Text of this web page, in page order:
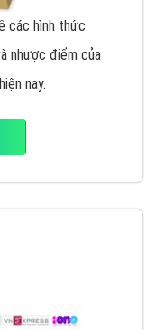
các hình thức
nhược điểm của
nay.